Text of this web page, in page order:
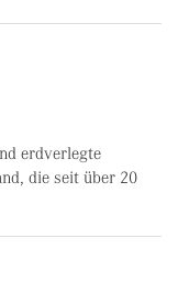
erdverlegte
die seit über 20